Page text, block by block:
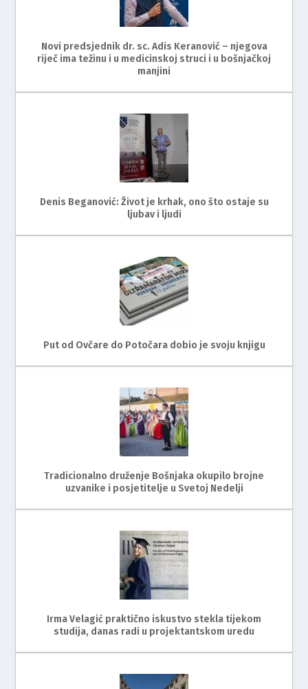
Novi predsjednik dr. sc. Adis Keranović – njegova
riječ ima težinu i u medicinskoj struci i u bošnjačkoj
manjini
Denis Beganović: Život je krhak, ono što ostaje su
ljubav i ljudi
Put od Ovčare do Potočara dobio je svoju knjigu
Tradicionalno druženje Bošnjaka okupilo brojne
uzvanike i posjetitelje u Svetoj Nedelji
Irma Velagić praktično iskustvo stekla tijekom
studija, danas radi u projektantskom uredu